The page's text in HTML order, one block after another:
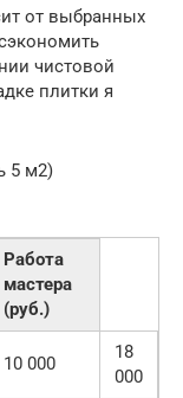
от выбранных
чистовой
плитки я
5 м2)
Работа
мастера
(руб.)
10 000
18
000